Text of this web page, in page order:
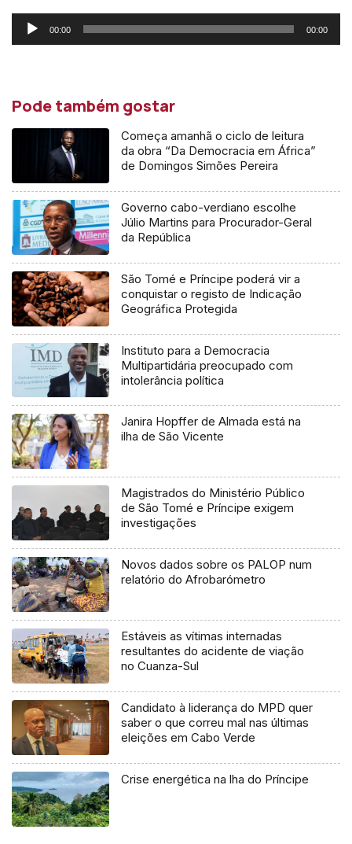
Reprodutor
00:00 00:00
Pode também gostar
Começa amanhã o ciclo de leitura
da obra “Da Democracia em África”
de Domingos Simões Pereira
Governo cabo-verdiano escolhe
Júlio Martins para Procurador-Geral
da República
São Tomé e Príncipe poderá vir a
conquistar o registo de Indicação
Geográfica Protegida
Instituto para a Democracia
Multipartidária preocupado com
intolerância política
Janira Hopffer de Almada está na
ilha de São Vicente
Magistrados do Ministério Público
de São Tomé e Príncipe exigem
investigações
Novos dados sobre os PALOP num
relatório do Afrobarómetro
Estáveis as vítimas internadas
resultantes do acidente de viação
no Cuanza-Sul
Candidato à liderança do MPD quer
saber o que correu mal nas últimas
eleições em Cabo Verde
Crise energética na lha do Príncipe